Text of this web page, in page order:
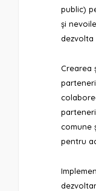
public)
și
dezvolta
Crearea
comune
pentru